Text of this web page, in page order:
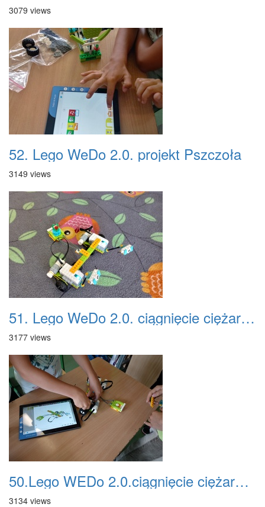
3079 views
52. Lego WeDo 2.0. projekt Pszczoła
3149 views
51. Lego WeDo 2.0. ciągnięcie ciężarów
3177 views
50.Lego WEDo 2.0.ciągnięcie ciężarów- programowanie
3134 views